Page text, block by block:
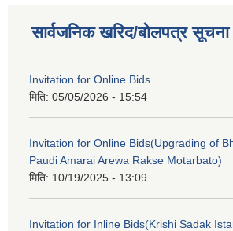
सार्वजनिक खरिद/बोलपत्र सूचना
Invitation for Online Bids
मिति: 05/05/2026 - 15:54
Invitation for Online Bids(Upgrading of
Paudi Amarai Arewa Rakse Motarbato)
मिति: 10/19/2025 - 13:09
Invitation for Inline Bids(Krishi Sadak